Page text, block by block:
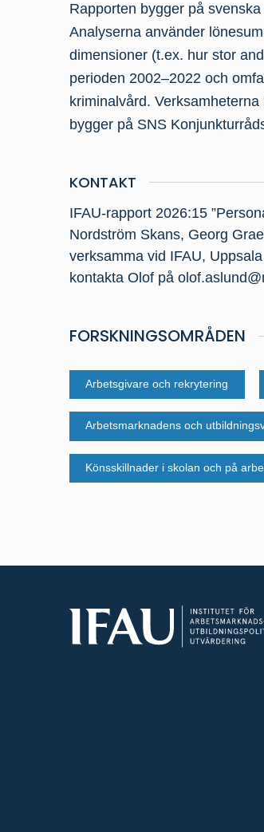
Rapporten bygger på
Analyserna använder
dimensioner (t.ex. hur stor
perioden 2002–2022 och
kriminalvård.
bygger på SNS
KONTAKT
IFAU-rapport 2026:15
Nordström Skans, Georg
verksamma vid IFAU,
kontakta Olof på
FORSKNINGSOMRÅDEN
Arbetsgivare och rekrytering
Arbetsmarknadens och
Könsskillnader i skolan och på